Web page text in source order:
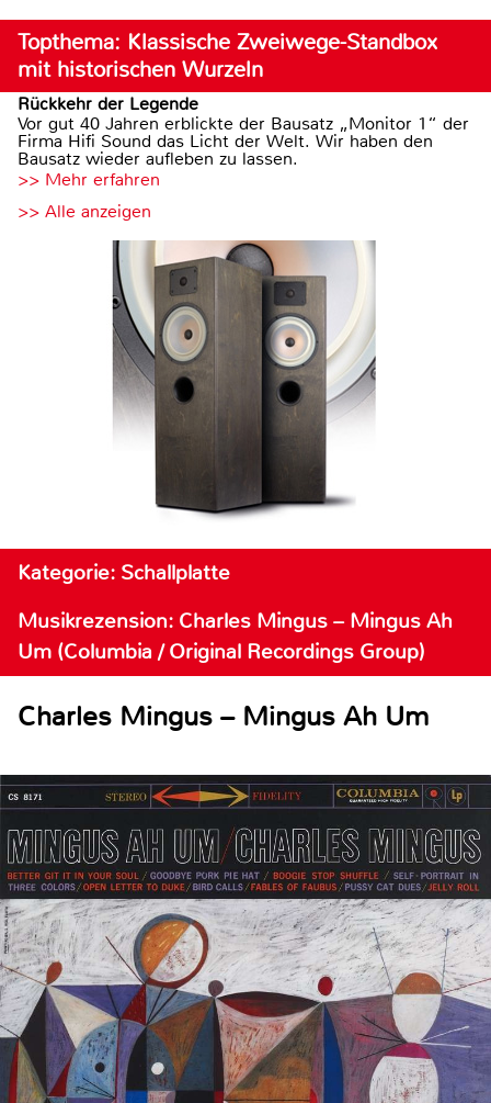
Topthema: Klassische Zweiwege-Standbox
mit historischen Wurzeln
Rückkehr der Legende
Vor gut 40 Jahren erblickte der Bausatz „Monitor 1“ der
Firma Hifi Sound das Licht der Welt. Wir haben den
Bausatz wieder aufleben zu lassen.
>> Mehr erfahren
>> Alle anzeigen
Kategorie: Schallplatte
Musikrezension: Charles Mingus – Mingus Ah
Um (Columbia / Original Recordings Group)
Charles Mingus – Mingus Ah Um